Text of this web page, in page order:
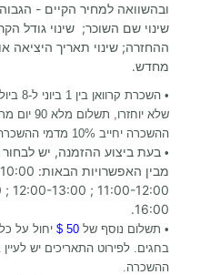
ובהשוואה למחיר הקיים -
שינוי שם השוכר; שינוי גודל
ההחזרה; שינוי תאריך היציאה
מחדש.
•
ההשכרה יחייב 10% מדמי ההשכרה ו-90 יום ומטה 100%.
• בעת ביצוע ההזמנה, יש לבחור
16:00.
• תשלום נוסף של 50 $
יחול על
בחגים. לפירוט התאריכים יש
ההשכרה.